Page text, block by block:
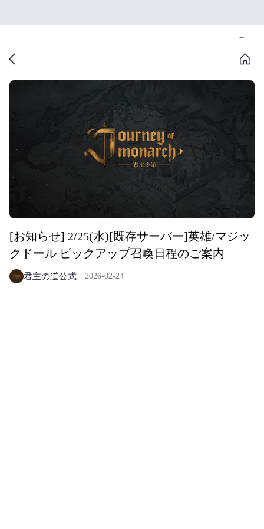
[お知らせ] 2/25(水)[既存サーバー]英雄/マジッ
クドール ピックアップ召喚日程のご案内
君主の道公式 2026-02-24